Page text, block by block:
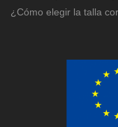
¿Cómo elegir la talla